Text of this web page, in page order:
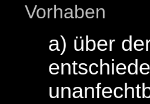
Vorhaben
a) über